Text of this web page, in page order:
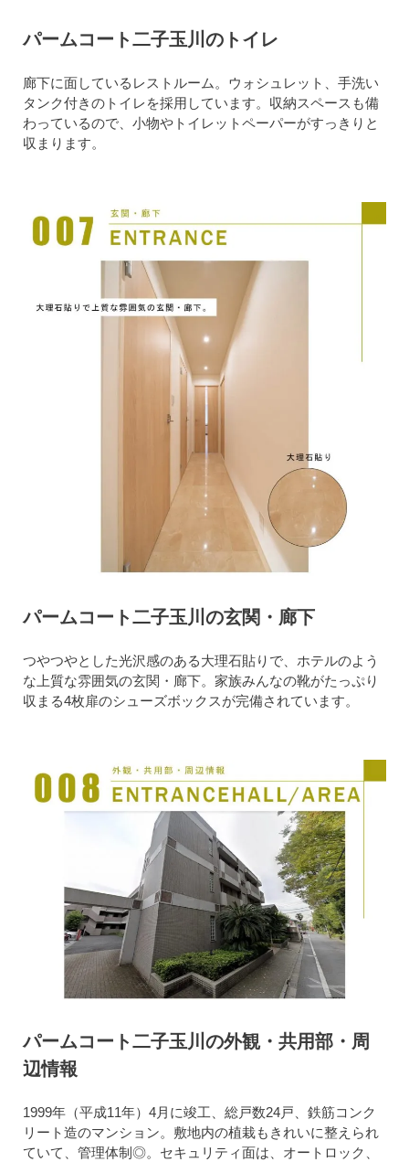
パームコート二子玉川のトイレ
廊下に面しているレストルーム。ウォシュレット、手洗い
タンク付きのトイレを採用しています。収納スペースも備
わっているので、小物やトイレットペーパーがすっきりと
収まります。
パームコート二子玉川の玄関・廊下
つやつやとした光沢感のある大理石貼りで、ホテルのよう
な上質な雰囲気の玄関・廊下。家族みんなの靴がたっぷり
収まる4枚扉のシューズボックスが完備されています。
パームコート二子玉川の外観・共用部・周
辺情報
1999年（平成11年）4月に竣工、総戸数24戸、鉄筋コンク
リート造のマンション。敷地内の植栽もきれいに整えられ
ていて、管理体制◎。セキュリティ面は、オートロック、